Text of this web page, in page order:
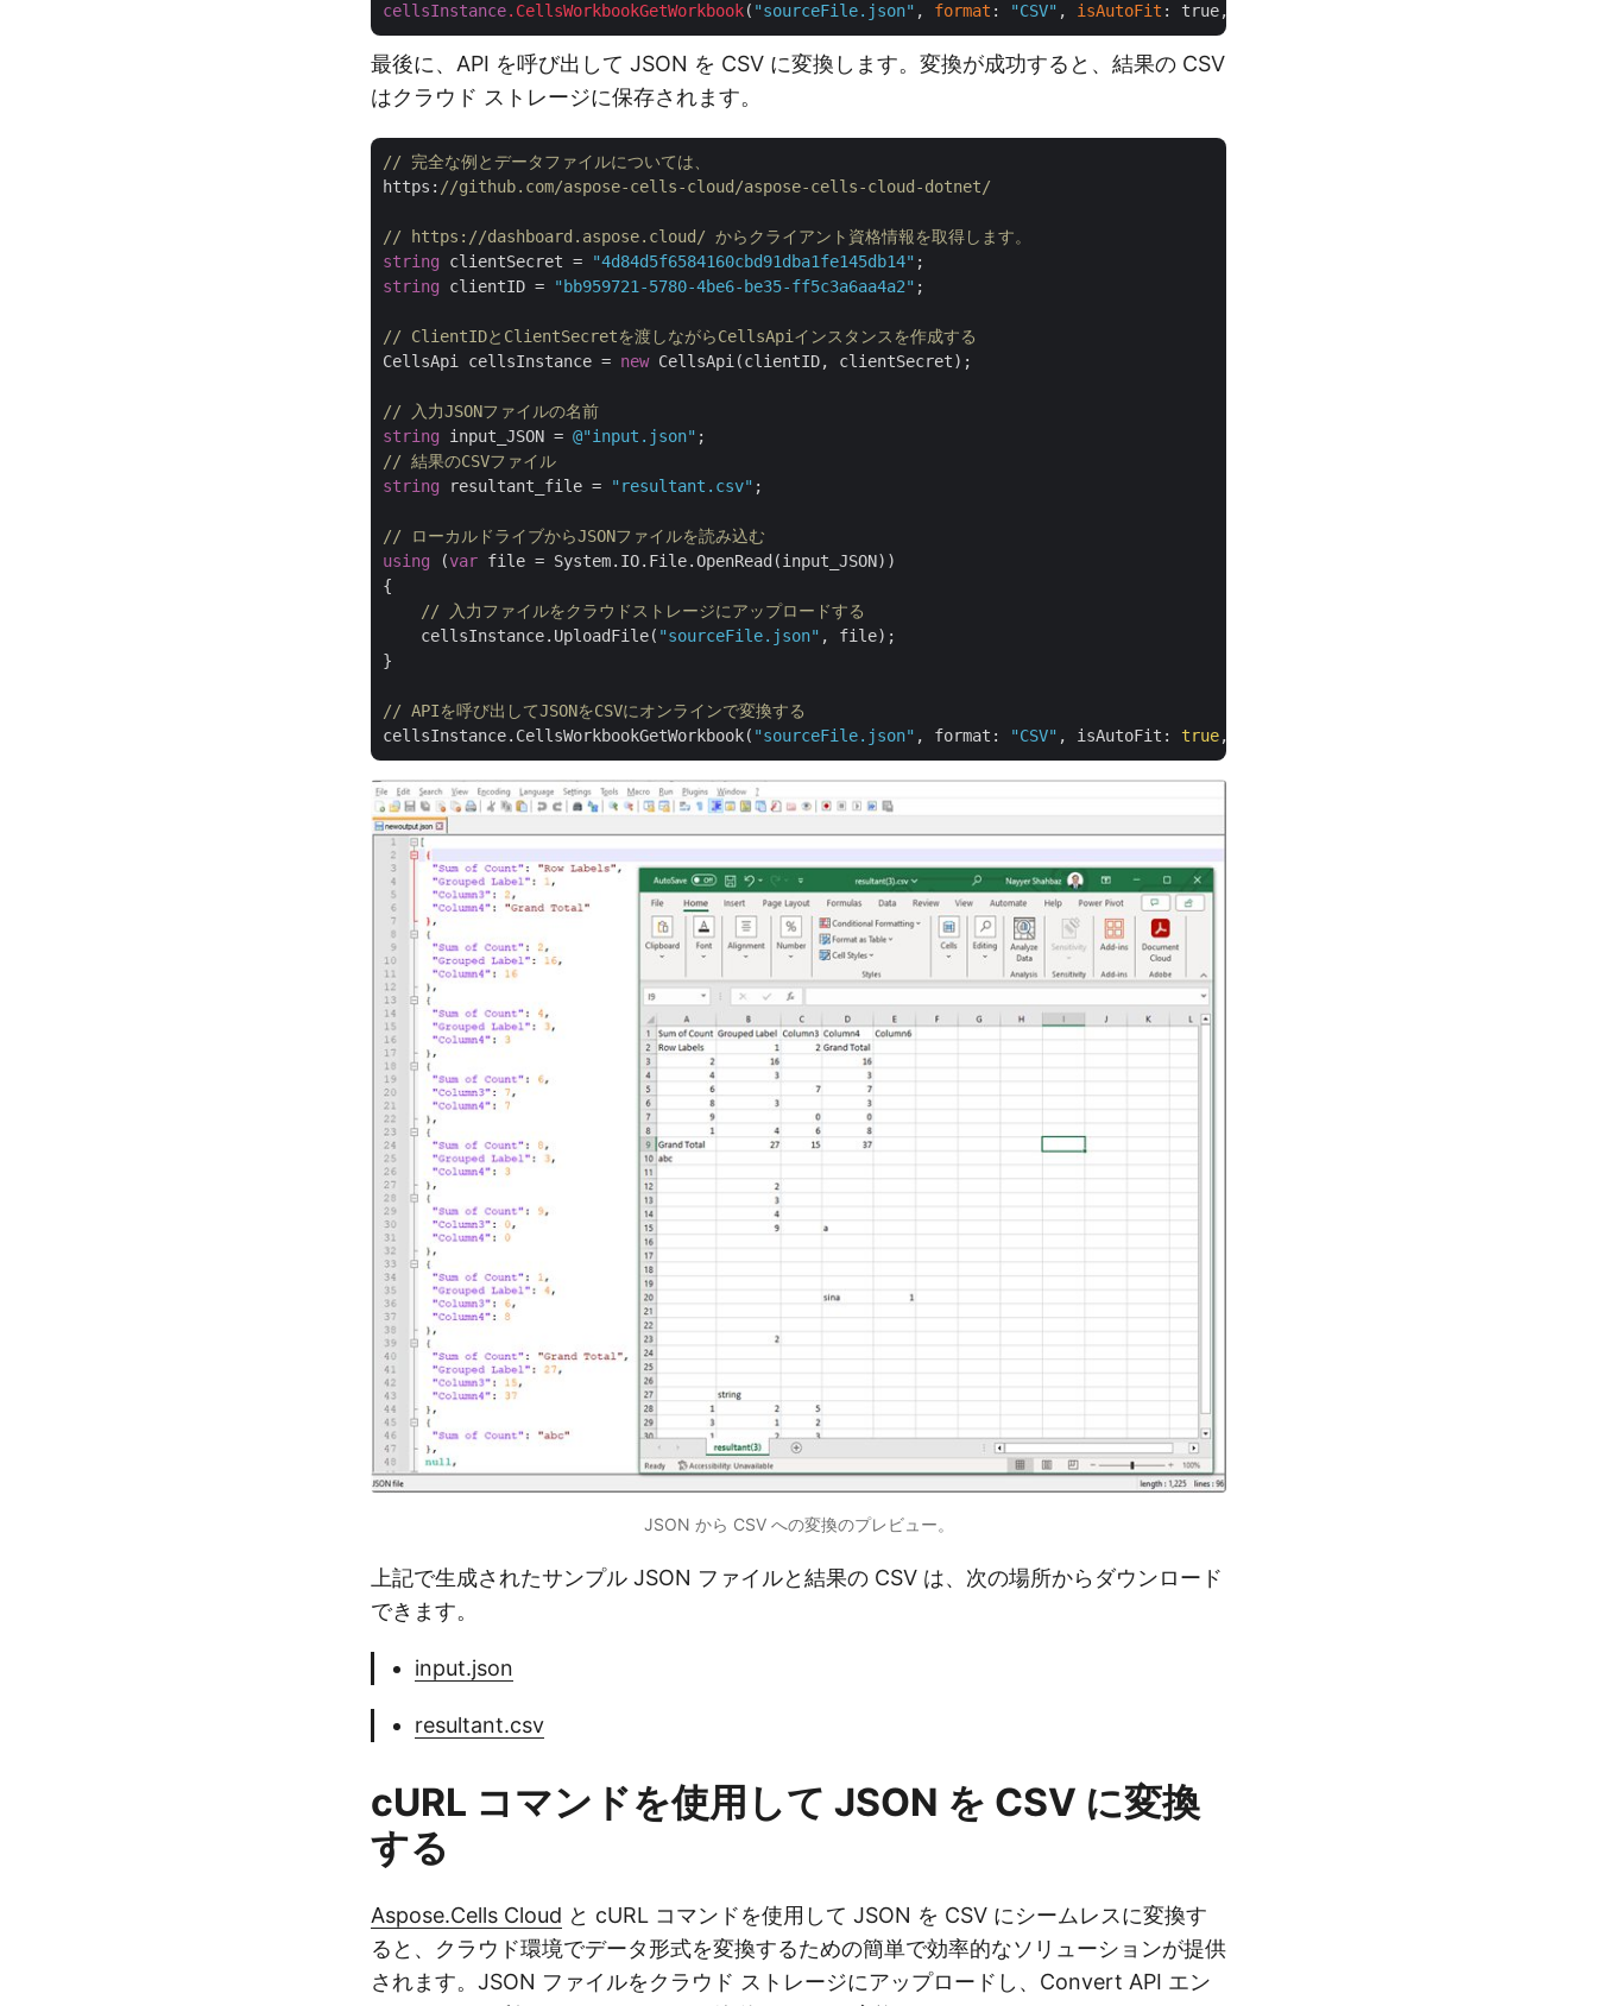
cellsInstance.CellsWorkbookGetWorkbook( "sourceFile.json" , format : "CSV" , isAutoFit : true,
最後に、API を呼び出して JSON を CSV に変換します。変換が成功すると、結果の CSV
はクラウド ストレージに保存されます。
// 完全な例とデータファイルについては、
https: //github.com/aspose-cells-cloud/aspose-cells-cloud-dotnet/
// https://dashboard.aspose.cloud/ からクライアント資格情報を取得します。
string clientSecret = "4d84d5f6584160cbd91dba1fe145db14"
string clientID = "bb959721-5780-4be6-be35-ff5c3a6aa4a2" ;
// ClientIDとClientSecretを渡しながらCellsApiインスタンスを作成する
CellsApi cellsInstance = new CellsApi(clientID, clientSecret);
// 入力JSONファイルの名前
string input_JSON = @"input.json"
// 結果のCSVファイル
string resultant_file = "resultant.csv" ;
// ローカルドライブからJSONファイルを読み込む
using (var file = System.IO.File.OpenRead(input_JSON))
{
// 入力ファイルをクラウドストレージにアップロードする
    cellsInstance.UploadFile(
"sourceFile.json" , file);
}
// APIを呼び出してJSONをCSVにオンラインで変換する
cellsInstance.CellsWorkbookGetWorkbook( "sourceFile.json" , format: "CSV" , isAutoFit: true
JSON から CSV への変換のプレビュー。
上記で生成されたサンプル JSON ファイルと結果の CSV は、次の場所からダウンロード
できます。
input.json
resultant.csv
cURL コマンドを使用して JSON を CSV に変換
する
Aspose.Cells Cloud と cURL コマンドを使用して JSON を CSV にシームレスに変換す
ると、クラウド環境でデータ形式を変換するための簡単で効率的なソリューションが提供
されます。JSON ファイルをクラウド ストレージにアップロードし、Convert API エン